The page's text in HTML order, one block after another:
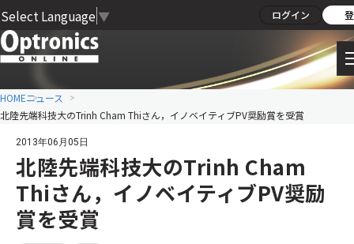
Select Language ▼ ログイン
HOMEニュース
北陸先端科技大のTrinh Cham Thiさん，イノベイティブPV奨励賞を受賞
2013年06月05日
北陸先端科技大のTrinh Cham
Thiさん，イノベイティブPV奨励
賞を受賞